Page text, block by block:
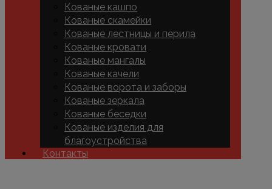
Кованые кашпо
Кованые скамейки
Кованые лестницы и перила
Кованые кровати
Кованые мангалы
Кованые качели
Кованые ворота и заборы
Кованые зеркала
Кованые беседки
Кованые изделия для
благоустройства
Контакты